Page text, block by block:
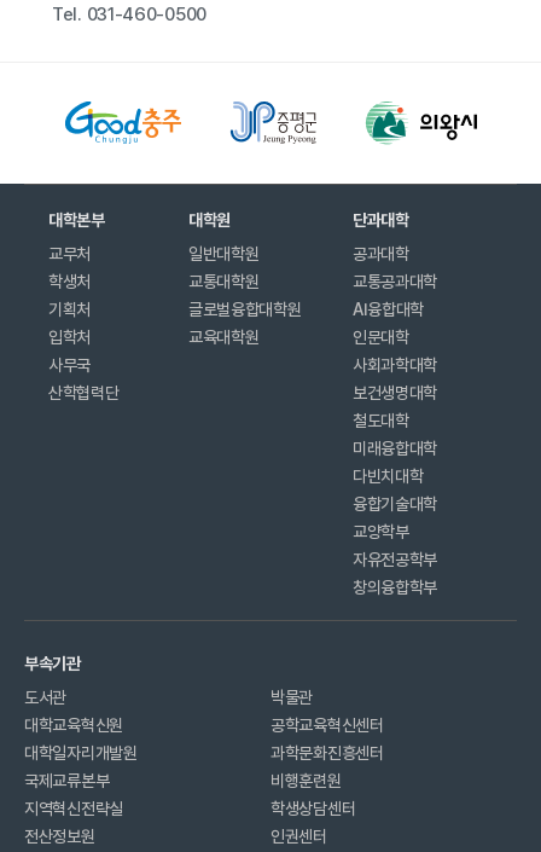
Tel. 031-460-0500
대학본부
교무처
학생처
기획처
입학처
사무국
산학협력단
대학원
일반대학원
교통대학원
글로벌융합대학원
교육대학원
단과대학
공과대학
교통공과대학
AI융합대학
인문대학
사회과학대학
보건생명대학
철도대학
미래융합대학
다빈치대학
융합기술대학
교양학부
자유전공학부
창의융합학부
부속기관
도서관
대학교육혁신원
대학일자리개발원
국제교류본부
지역혁신전략실
전산정보원
박물관
공학교육혁신센터
과학문화진흥센터
비행훈련원
학생상담센터
인권센터